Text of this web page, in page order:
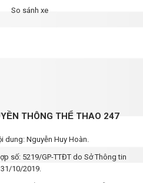
So sánh xe
THÔNG THỂ THAO 247
dung: Nguyễn Huy Hoàn.
số: 5219/GP-TTĐT do Sở Thông tin
10/2019.